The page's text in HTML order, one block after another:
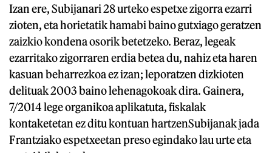
Izan ere, Subijanari 28 urteko espetxe zigorra ezarri
zioten, eta horietatik hamabi baino gutxiago geratzen
zaizkio kondena osorik betetzeko. Beraz, legeak
ezarritako zigorraren erdia betea du, nahiz eta haren
kasuan beharrezkoa ez izan; leporatzen dizkioten
delituak 2003 baino lehenagokoak dira. Gainera,
7/2014 lege organikoa aplikatuta, fiskalak
kontaketetan ez ditu kontuan hartzenSubijanak jada
Frantziako espetxeetan preso egindako lau urte eta